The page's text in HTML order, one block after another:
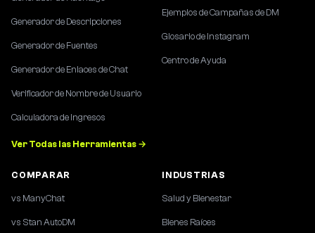
Generador de Descripciones
Generador de Fuentes
Generador de Enlaces de Chat
Verificador de Nombre de Usuario
Calculadora de Ingresos
Ver Todas las Herramientas →
Ejemplos de Campañas de DM
Glosario de Instagram
Centro de Ayuda
COMPARAR
vs ManyChat
vs Stan AutoDM
INDUSTRIAS
Salud y Bienestar
Bienes Raíces